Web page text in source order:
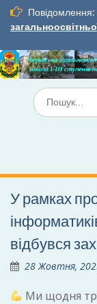
Перейти
вмісту
Повідомлення:
Шукати:
У рамках
відбувся
28 Жовтня,
Ми щодня